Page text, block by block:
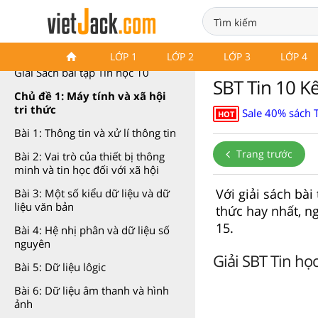
LỚP 1 LỚP 2 LỚP 3 LỚP 4
SBT Tin học 10 Kết nối tri thức
Giải Sách bài tập Tin học 10
Chủ đề 1: Máy tính và xã hội
tri thức
Bài 1: Thông tin và xử lí thông tin
Bài 2: Vai trò của thiết bị thông
minh và tin học đối với xã hội
Bài 3: Một số kiểu dữ liệu và dữ
liệu văn bản
Bài 4: Hệ nhị phân và dữ liệu số
nguyên
Bài 5: Dữ liệu lôgic
Bài 6: Dữ liệu âm thanh và hình
ảnh
SBT Tin 10
HOT Sale 40% sách
Trang trước
Với giải sách
thức hay nhất,
15.
Giải SBT Tin